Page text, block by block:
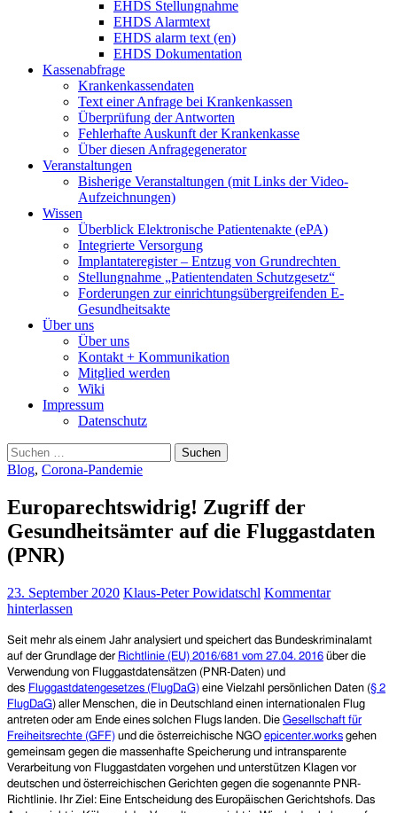
EHDS Stellungnahme
EHDS Alarmtext
EHDS alarm text (en)
EHDS Dokumentation
Kassenabfrage
Krankenkassendaten
Text einer Anfrage bei Krankenkassen
Überprüfung der Antworten
Fehlerhafte Auskunft der Krankenkasse
Über diesen Anfragegenerator
Veranstaltungen
Bisherige Veranstaltungen (mit Links der Video-
Aufzeichnungen)
Wissen
Überblick Elektronische Patientenakte (ePA)
Integrierte Versorgung
Implantateregister – Entzug von Grundrechten
Stellungnahme „Patientendaten Schutzgesetz“
Forderungen zur einrichtungsübergreifenden E-
Gesundheitsakte
Über uns
Über uns
Kontakt + Kommunikation
Mitglied werden
Wiki
Impressum
Datenschutz
Suchen
nach:
Blog, Corona-Pandemie
Europarechtswidrig! Zugriff der
Gesundheitsämter auf die Fluggastdaten
(PNR)
23. September 2020 Klaus-Peter Powidatschl Kommentar
hinterlassen
Seit mehr als einem Jahr analysiert und speichert das Bundeskriminalamt
auf der Grundlage der Richtlinie (EU) 2016/681 vom 27.04. 2016 über die
Verwendung von Fluggastdatensätzen (PNR-Daten) und
des Fluggastdatengesetzes (FlugDaG) eine Vielzahl persönlichen Daten (§ 2
FlugDaG) aller Menschen, die in Deutschland einen internationalen Flug
antreten oder am Ende eines solchen Flugs landen. Die Gesellschaft für
Freiheitsrechte (GFF) und die österreichische NGO epicenter.works gehen
gemeinsam gegen die massenhafte Speicherung und intransparente
Verarbeitung von Fluggastdaten vorgehen und unterstützen Klagen vor
deutschen und österreichischen Gerichten gegen die sogenannte PNR-
Richtlinie. Ihr Ziel: Eine Entscheidung des Europäischen Gerichtshofs. Das